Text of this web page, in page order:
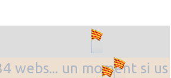
webs... un moment si us